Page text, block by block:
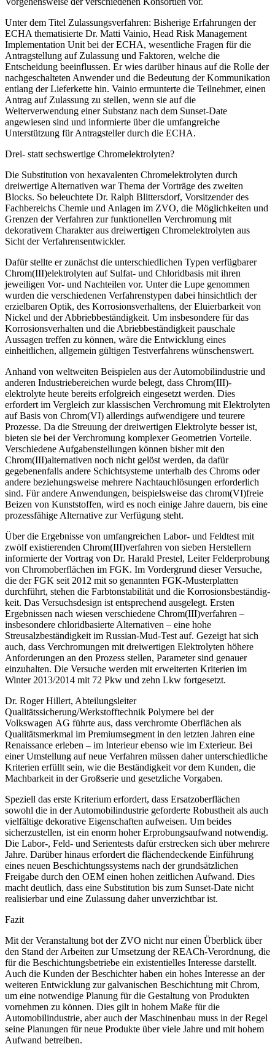
Unter dem Titel Zulassungsverfahren: Bisherige Erfahrungen der
ECHA thematisierte Dr. Matti Vainio, Head Risk Management
Implementation Unit bei der ECHA, wesentliche Fragen für die
Antragstellung auf Zulassung und Faktoren, welche die
Entscheidung beeinflussen. Er wies darüber hinaus auf die Rolle der
nachgeschalteten Anwender und die Bedeutung der Kommunikation
entlang der Lieferkette hin. Vainio ermunterte die Teilnehmer, einen
Antrag auf Zulassung zu stellen, wenn sie auf die
Weiterverwendung einer Substanz nach dem Sunset-Date
angewiesen sind und informierte über die umfangreiche
Unterstützung für Antragsteller durch die ECHA.
Drei- statt sechswertige Chromelektrolyten?
Die Substitution von hexavalenten Chrom­elektrolyten durch
dreiwertige Alternativen war Thema der Vorträge des zweiten
Blocks. So beleuchtete Dr. Ralph Blittersdorf, Vorsitzender des
Fachbereichs Chemie und Anlagen im ZVO, die Möglichkeiten und
Grenzen der Verfahren zur funktionellen Verchromung mit
dekorativem Charakter aus dreiwertigen Chromelektrolyten aus
Sicht der Verfahrensentwickler.
Dafür stellte er zunächst die unterschied­lichen Typen verfügbarer
Chrom(III)elektrolyten auf Sulfat- und Chloridbasis mit ihren
jeweiligen Vor- und Nachteilen vor. Unter die Lupe genommen
wurden die verschiedenen Verfahrenstypen dabei hinsichtlich der
erzielbaren Optik, des Korrosionsverhaltens, der Eluierbarkeit von
Nickel und der Abbriebbeständigkeit. Um insbesondere­ für das
Korrosionsverhalten und die Abrieb­beständigkeit pauschale
Aussagen treffen zu können, wäre die Entwicklung eines
einheitlichen, allgemein gültigen Testverfahrens wünschenswert.
Anhand von weltweiten Beispielen aus der Automobilindustrie und
anderen Industriebereichen wurde belegt, dass Chrom(III)-
elektrolyte heute bereits erfolgreich eingesetzt werden. Dies
erfordert im Vergleich zur klassischen Verchromung mit Elektrolyten
auf Basis von Chrom(VI) allerdings aufwendigere und teurere
Prozesse. Da die Streuung der dreiwertigen Elektrolyte besser ist,
bieten sie bei der Verchromung komplexer Geometrien Vorteile.
Verschiedene Aufgabenstellungen können bisher mit den
Chrom(III)alternativen noch nicht gelöst werden, da dafür
gegebenenfalls andere Schichtsysteme unterhalb des Chroms oder
andere beziehungsweise mehrere Nachtauchlösungen erforderlich
sind. Für andere Anwendungen, beispielsweise das chrom(VI)freie
Beizen von Kunststoffen, wird es noch einige Jahre dauern, bis eine
prozessfähige Alternative zur Verfügung steht.
Über die Ergebnisse von umfangreichen Labor- und Feldtest mit
zwölf existierenden Chrom(III)verfahren von sieben Herstellern
informierte der Vortrag von Dr. Harald Prestel, Leiter Felderprobung
von Chromoberflächen im FGK. Im Vordergrund dieser Versuche,
die der FGK seit 2012 mit so genannten FGK-Musterplatten
durchführt, stehen die Farbtonstabilität und die Korrosionsbeständig­
keit. Das Versuchsdesign ist entsprechend ausgelegt. Ersten
Ergebnissen nach wiesen verschiedene Chrom(III)verfahren –
insbesondere chloridbasierte Alternativen – eine hohe
Streusalzbeständigkeit im Russian-Mud-Test auf. Gezeigt hat sich
auch, dass Verchromungen mit dreiwertigen Elektrolyten höhere
Anforderungen an den Prozess stellen, Parameter sind genauer
einzuhalten. Die Versuche werden mit erweiterten Kriterien im
Winter 2013/2014 mit 72 Pkw und zehn Lkw fortgesetzt.
Dr. Roger Hillert, Abteilungsleiter
Qualitätssicherung/Werkstofftechnik Polymere­ bei der
Volkswagen AG führte aus, dass verchromte Oberflächen als
Qualitätsmerkmal­ im Premiumsegment in den letzten Jahren eine
Renaissance erleben – im Interieur ebenso wie im Exterieur. Bei
einer Umstellung auf neue Verfahren müssen daher unterschiedliche
Kriterien erfüllt sein, wie die Beständigkeit vor dem Kunden, die
Machbarkeit in der Großserie und gesetzliche Vorgaben.
Speziell das erste Kriterium erfordert, dass Ersatzoberflächen
sowohl die in der Automobilindustrie geforderte Robustheit als auch
vielfältige dekorative­ Eigenschaften aufweisen. Um beides
sicherzustellen, ist ein enorm hoher Erprobungsaufwand notwendig.
Die Labor-, Feld- und Serientests dafür erstrecken sich über mehrere
Jahre. Darüber hinaus erfordert die flächendeckende Einführung
eines neuen Beschichtungssystems nach der grundsätzlichen
Freigabe durch den OEM einen hohen zeitlichen Aufwand. Dies
macht deutlich, dass eine Substitution bis zum Sunset-Date nicht
realisierbar und eine Zulassung daher unverzichtbar ist.
Fazit
Mit der Veranstaltung bot der ZVO nicht nur einen Überblick über
den Stand der Arbeiten zur Umsetzung der REACh-Verordnung, die
für die Beschichtungsbetriebe ein existentielles Interesse darstellt.
Auch die Kunden der Beschichter haben ein hohes Interesse an der
weiteren Entwicklung zur galvanischen Beschichtung mit Chrom,
um eine notwendige Planung für die Gestaltung von Produkten
vornehmen zu können. Dies gilt in hohem Maße für die
Automobilindustrie, aber auch der Maschinenbau muss in der Regel
seine Planungen für neue Produkte über viele Jahre und mit hohem
Aufwand betreiben.